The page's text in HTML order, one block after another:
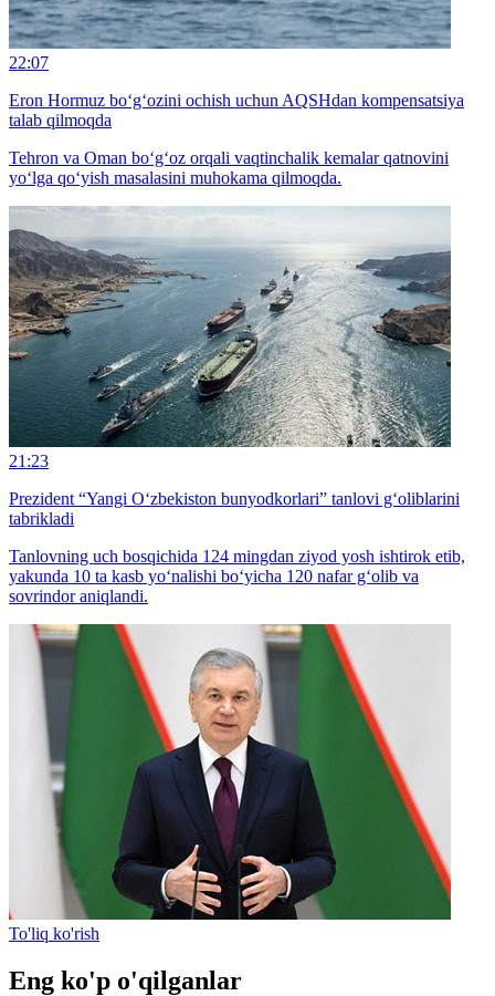
22:07
Eron Hormuz bo‘g‘ozini ochish uchun AQSHdan kompensatsiya
talab qilmoqda
Tehron va Oman bo‘g‘oz orqali vaqtinchalik kemalar qatnovini
yo‘lga qo‘yish masalasini muhokama qilmoqda.
21:23
Prezident “Yangi O‘zbekiston bunyodkorlari” tanlovi g‘oliblarini
tabrikladi
Tanlovning uch bosqichida 124 mingdan ziyod yosh ishtirok etib,
yakunda 10 ta kasb yo‘nalishi bo‘yicha 120 nafar g‘olib va
sovrindor aniqlandi.
To'liq ko'rish
Eng ko'p o'qilganlar